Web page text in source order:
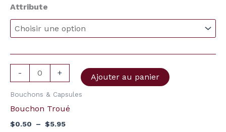
Attribute
-
Bouchon
Troué
+ Ajouter au panier
Bouchons & Capsules
Bouchon Troué
$0.50 – $5.95
à
$5.95